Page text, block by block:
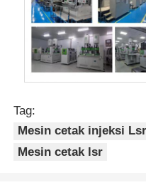
Tag:
Mesin cetak injeksi Lsr
Mesin cetak lsr